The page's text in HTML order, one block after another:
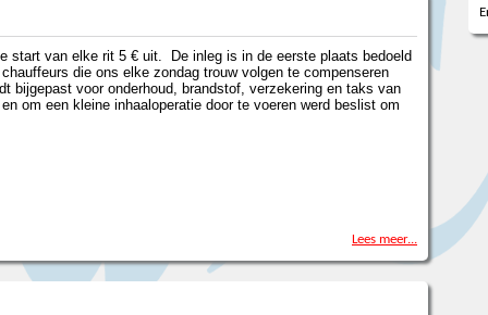
start van elke rit 5 € uit. De inleg is in de eerste plaats bedoeld
die ons elke zondag trouw volgen te compenseren
voor onderhoud, brandstof, verzekering en taks van
om een kleine inhaaloperatie door te voeren werd beslist om
Lees meer...